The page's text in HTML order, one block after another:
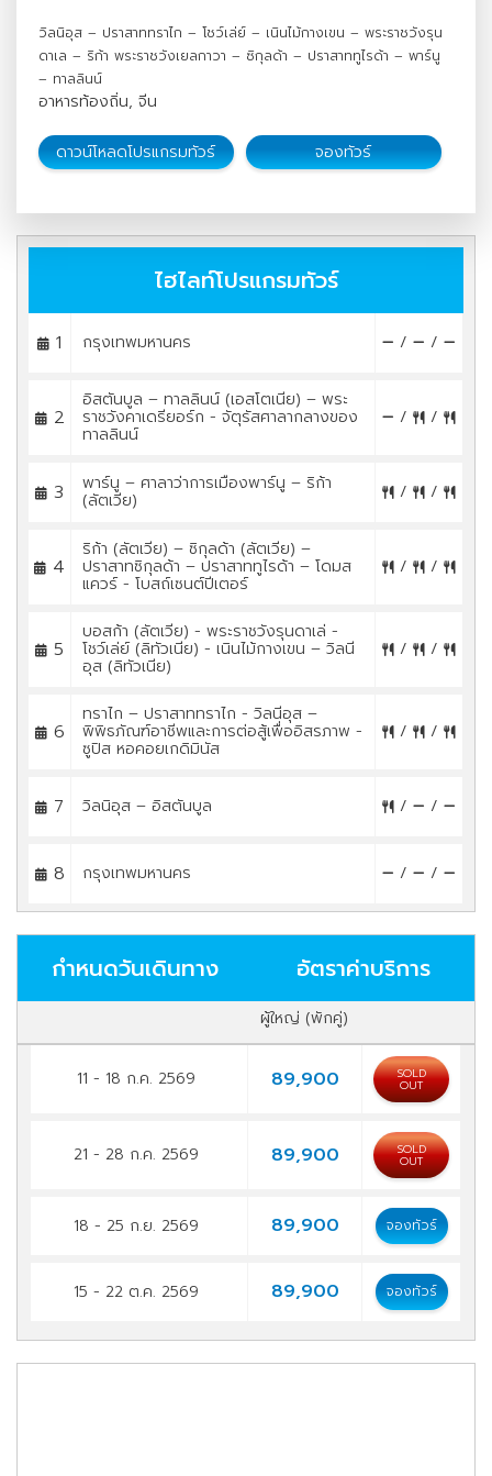
วิลนิอุส – ปราสาททราไก – โชว์เล่ย์ – เนินไม้กางเขน – พระราชวังรุน
ดาเล – ริก้า พระราชวังเยลกาวา – ซิกุลด้า – ปราสาททูไรด้า – พาร์นู
– ทาลลินน์
อาหารท้องถิ่น, จีน
ดาวน์โหลดโปรแกรมทัวร์ จองทัวร์
ไฮไลท์โปรแกรมทัวร์
1 กรุงเทพมหานคร / /
2
อิสตันบูล – ทาลลินน์ (เอสโตเนีย) – พระ
ราชวังคาเดรียอร์ก - จัตุรัสศาลากลางของ
ทาลลินน์
/ /
3 พาร์นู – ศาลาว่าการเมืองพาร์นู – ริก้า
(ลัตเวีย) / /
4
ริก้า (ลัตเวีย) – ซิกุลด้า (ลัตเวีย) –
ปราสาทซิกุลด้า – ปราสาททูไรด้า – โดมส
แควร์ - โบสถ์เซนต์ปีเตอร์
/ /
5
บอสก้า (ลัตเวีย) - พระราชวังรุนดาเล่ -
โชว์เล่ย์ (ลิทัวเนีย) - เนินไม้กางเขน – วิลนี
อุส (ลิทัวเนีย)
/ /
6
ทราไก – ปราสาททราไก - วิลนีอุส –
พิพิธภัณฑ์อาชีพและการต่อสู้เพื่ออิสรภาพ -
ซูปิส หอคอยเกดิมินัส
/ /
7 วิลนิอุส – อิสตันบูล / /
8 กรุงเทพมหานคร / /
กำหนดวันเดินทาง อัตราค่าบริการ
ผู้ใหญ่ (พักคู่)
11 - 18 ก.ค. 2569 89,900 SOLD
OUT
21 - 28 ก.ค. 2569 89,900 SOLD
OUT
18 - 25 ก.ย. 2569 89,900 จองทัวร์
15 - 22 ต.ค. 2569 89,900 จองทัวร์